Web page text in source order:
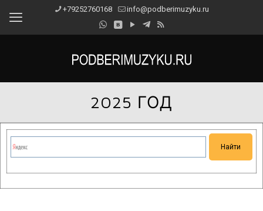
+79252760168 info@podberimuzyku.ru
2025 ГОД